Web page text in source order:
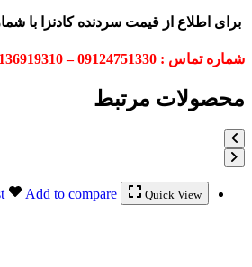
برای اطلاع از قیمت سردنده کادنزا با
شماره تماس : 09124751330 – 02136919310
محصولات مرتبط
Quick View
Add to compare